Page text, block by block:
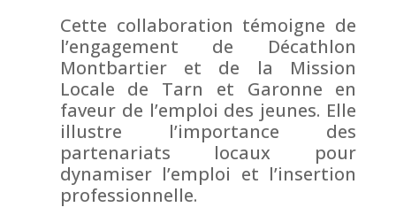
Cette collaboration témoigne de
l’engagement de Décathlon
Montbartier et de la Mission
Locale de Tarn et Garonne en
faveur de l’emploi des jeunes. Elle
illustre l’importance des
partenariats locaux pour
dynamiser l’emploi et l’insertion
professionnelle.